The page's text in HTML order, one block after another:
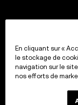
En cliquant sur «
le stockage de
navigation sur le
nos efforts de